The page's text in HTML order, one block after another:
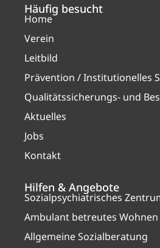
Häufig besucht
Home
Verein
Leitbild
Prävention / Institutionelles
Qualitätssicherungs- und
Aktuelles
Jobs
Kontakt
Hilfen & Angebote
Sozialpsychiatrisches
Ambulant betreutes Wohnen
Allgemeine Sozialberatung